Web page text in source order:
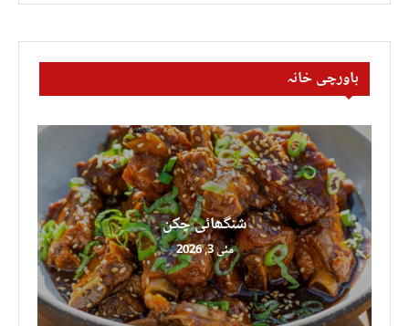
باورچی خانہ
شنگھائی چکن
مئی 3, 2026